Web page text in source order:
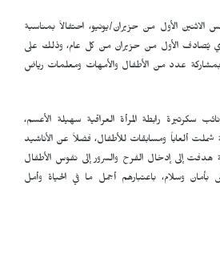
الاثنين الأول من حزيران/يونيو، احتفالاً بمناسبة
يُصادف الأول من حزيران من كل عام، وذلك على
بمشاركة عدد من الأطفال والأمهات ومعلمات رياض
سكرتيرة رابطة المرأة العراقية سهيلة الأعسم،
شملت ألعاباً ومسابقات للأطفال، فضلاً عن الأناشيد
هدفت إلى إدخال الفرح والسرور إلى نفوس الأطفال
وسلام، باعتبارهم أجمل ما في الحياة وأمل